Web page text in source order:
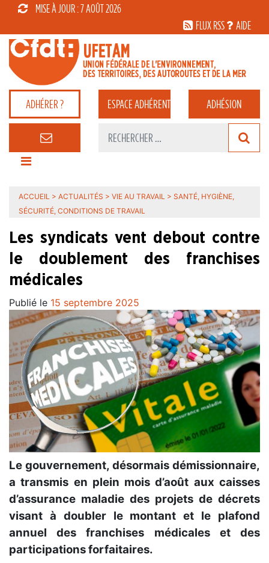
MISE À JOUR : 7 AOÛT 2026
FLUX RSS
AIDE
ADHÉRER ? ESPACEADHÉRENT ADHÉSION
ACCUEIL > ACTUALITÉS > VIE AU TRAVAIL > SANTÉ, HYGIÈNE,
SÉCURITÉ, CONDITIONS DE TRAVAIL
Les syndicats vent debout contre
le doublement des franchises
médicales
Publié le 15 septembre 2025
Le gouvernement, désormais démissionnaire,
a transmis en plein mois d’août aux caisses
d’assurance maladie des projets de décrets
visant à doubler le montant et le plafond
annuel des franchises médicales et des
participations forfaitaires.